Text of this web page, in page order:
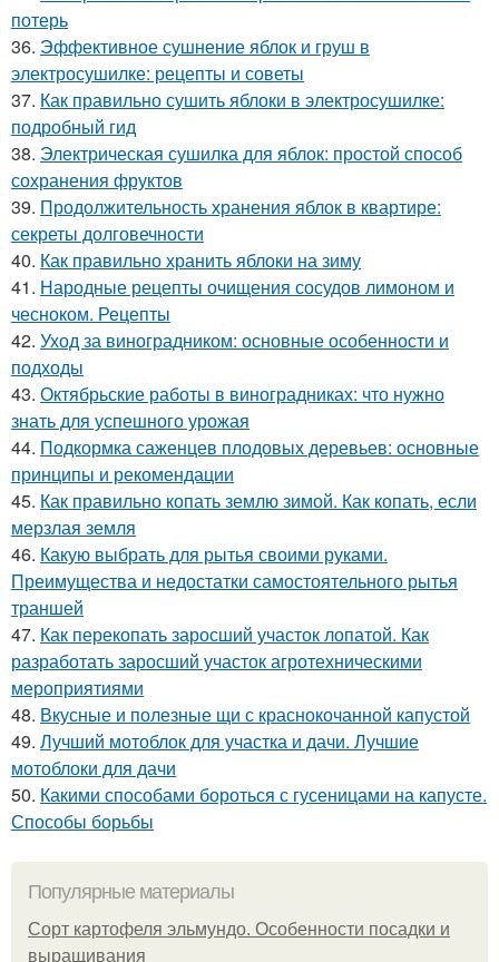
потерь
36. Эффективное сушнение яблок и груш в
электросушилке: рецепты и советы
37. Как правильно сушить яблоки в электросушилке:
подробный гид
38. Электрическая сушилка для яблок: простой способ
сохранения фруктов
39. Продолжительность хранения яблок в квартире:
секреты долговечности
40. Как правильно хранить яблоки на зиму
41. Народные рецепты очищения сосудов лимоном и
чесноком. Рецепты
42. Уход за виноградником: основные особенности и
подходы
43. Октябрьские работы в виноградниках: что нужно
знать для успешного урожая
44. Подкормка саженцев плодовых деревьев: основные
принципы и рекомендации
45. Как правильно копать землю зимой. Как копать, если
мерзлая земля
46. Какую выбрать для рытья своими руками.
Преимущества и недостатки самостоятельного рытья
траншей
47. Как перекопать заросший участок лопатой. Как
разработать заросший участок агротехническими
мероприятиями
48. Вкусные и полезные щи с краснокочанной капустой
49. Лучший мотоблок для участка и дачи. Лучшие
мотоблоки для дачи
50. Какими способами бороться с гусеницами на капусте.
Способы борьбы
Популярные материалы
Сорт картофеля эльмундо. Особенности посадки и
выращивания